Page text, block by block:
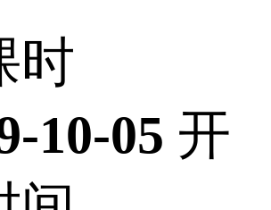
时
10-05 开